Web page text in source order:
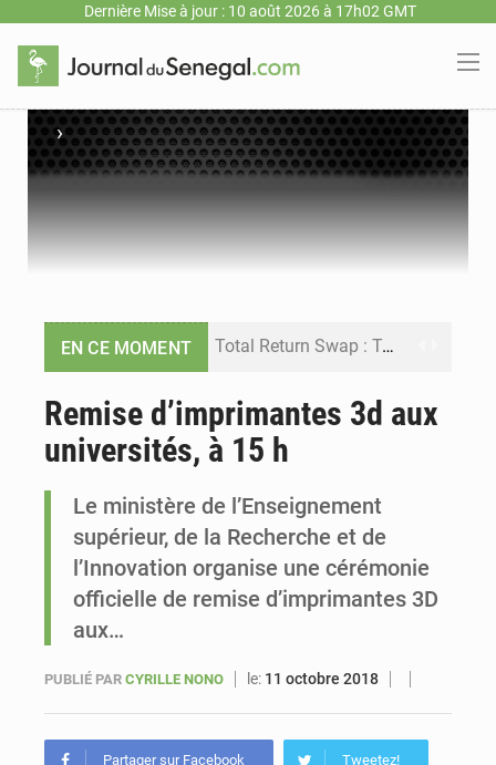
Dernière Mise à jour : 10 août 2026 à 17h02 GMT
›
EN CE MOMENT Total Return Swap : Takku Wallu Sénégal veut enquêter sur une opération financière de 650 millions d’euros
Remise d’imprimantes 3d aux
universités, à 15 h
Le ministère de l’Enseignement
supérieur, de la Recherche et de
l’Innovation organise une cérémonie
officielle de remise d’imprimantes 3D
aux…
PUBLIÉ PAR CYRILLE NONO le: 11 octobre 2018
Partager sur Facebook Tweetez!